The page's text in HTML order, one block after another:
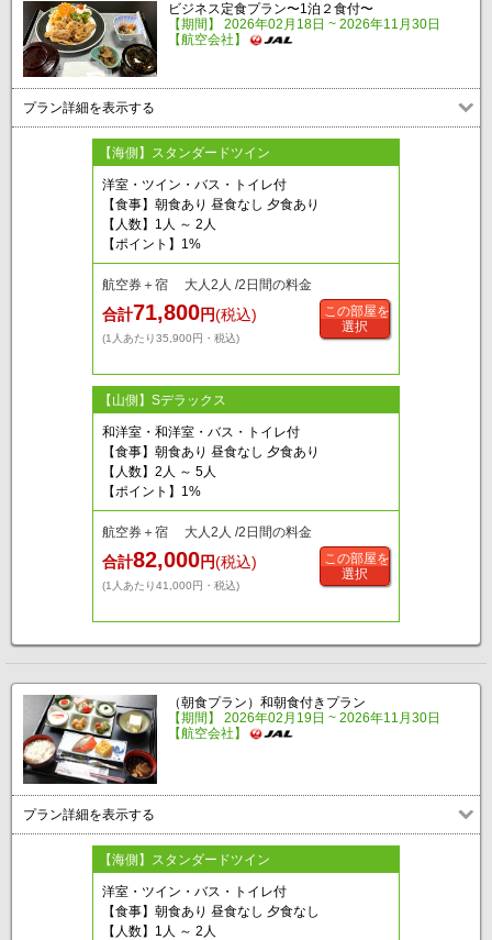
ビジネス定食プラン〜1泊２食付〜
【期間】 2026年02月18日 ~ 2026年11月30日
【航空会社】
プラン詳細を表示する
【海側】スタンダードツイン
洋室・ツイン・バス・トイレ付
【食事】朝食あり 昼食なし 夕食あり
【人数】1人 ～ 2人
【ポイント】1%
航空券＋宿 大人2人 /2日間の料金
合計71,800円(税込)
(1人あたり35,900円・税込)
この部屋を
選択
【山側】Sデラックス
和洋室・和洋室・バス・トイレ付
【食事】朝食あり 昼食なし 夕食あり
【人数】2人 ～ 5人
【ポイント】1%
航空券＋宿 大人2人 /2日間の料金
合計82,000円(税込)
(1人あたり41,000円・税込)
この部屋を
選択
（朝食プラン）和朝食付きプラン
【期間】 2026年02月19日 ~ 2026年11月30日
【航空会社】
プラン詳細を表示する
【海側】スタンダードツイン
洋室・ツイン・バス・トイレ付
【食事】朝食あり 昼食なし 夕食なし
【人数】1人 ～ 2人